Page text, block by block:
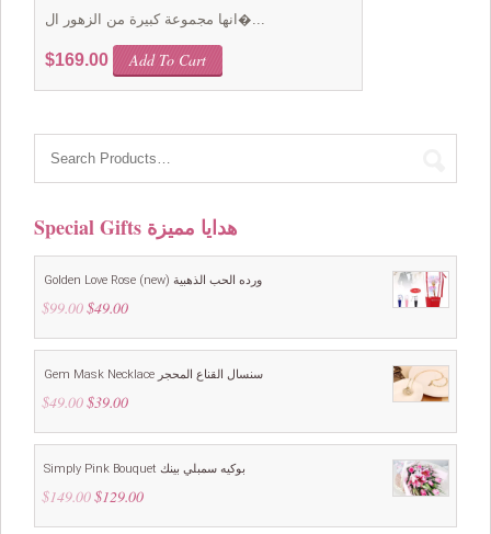
انها مجموعة كبيرة من الزهور ال�...
$169.00 Add To Cart
Special Gifts هدايا مميزة
Golden Love Rose (new) ورده الحب الذهبية
$99.00 Original
was:
$49.00Current
is:
Gem Mask Necklace سنسال القناع المحجر
$49.00 Original
was:
$39.00Current
is:
Simply Pink Bouquet بوكيه سمبلي بينك
$149.00 Original
was:
$129.00Current
is: